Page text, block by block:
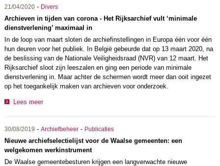
21/04/2020- Divers
Archieven in tijden van corona - Het Rijksarchief vult ‘minimale
dienstverlening’ maximaal in
In de loop van maart sloten de archiefinstellingen in Europa één voor één
hun deuren voor het publiek. In België gebeurde dat op 13 maart 2020, na
de beslissing van de Nationale Veiligheidsraad (NVR) van 12 maart. Het
Rijksarchief sloot zijn leeszalen en ging een periode van minimale
dienstverlening in. Maar achter de schermen wordt meer dan ooit ingezet
op het toegankelijk maken van archieven voor onderzoek.
Lees meer
30/08/2019 - Archiefbeheer- Publicaties
Nieuwe archiefselectielijst voor de Waalse gemeenten: een
welgekomen werkinstrument
De Waalse gemeentebesturen krijgen een langverwachte nieuwe